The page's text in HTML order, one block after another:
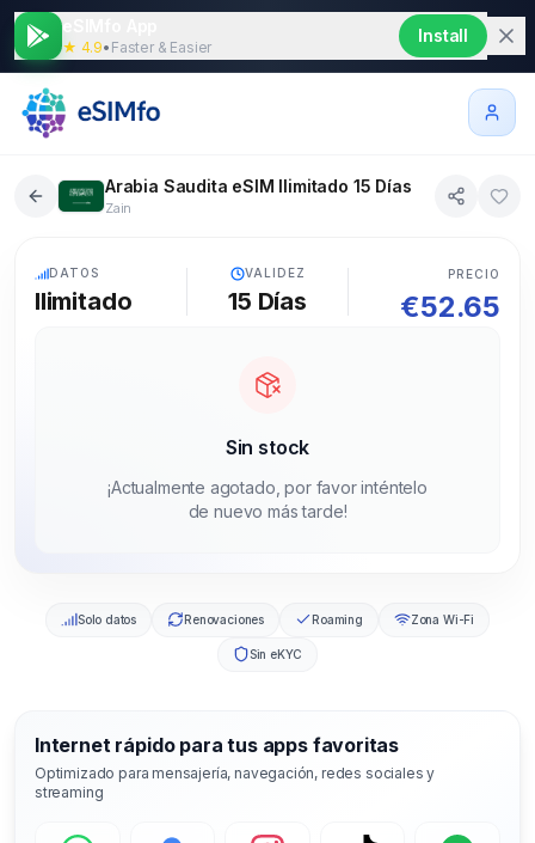
★ 4.9• Faster & Easier
Install
Arabia Saudita eSIM Ilimitado 15 Días
Zain
DATOS
Ilimitado
VALIDEZ
15 Días
PRECIO
€52.65
Sin stock
¡Actualmente agotado, por favor inténtelo
de nuevo más tarde!
Solo datos Renovaciones Roaming Zona Wi-Fi
Sin eKYC
Internet rápido para tus apps favoritas
Optimizado para mensajería, navegación, redes sociales y
streaming